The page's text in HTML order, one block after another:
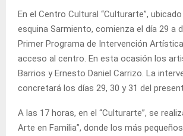
En el Centro Cultural “Culturarte”,
esquina Sarmiento, comienza el día 29 a
Primer Programa de Intervención
acceso al centro. En esta ocasión los
Barrios y Ernesto Daniel Carrizo. La
concretará los días 29, 30 y 31 del
A las 17 horas, en el “Culturarte”, se
Arte en Familia”, donde los más